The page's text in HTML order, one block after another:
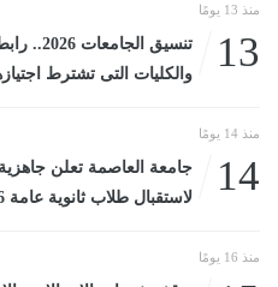
منذ 13 يومًا
13
تنسيق
والكليات التى تشترط
منذ 14 يومًا
14
جامعة العاصمة تعلن
لاستقبال طلاب ثانوية عامة 2026
منذ 16 يومًا